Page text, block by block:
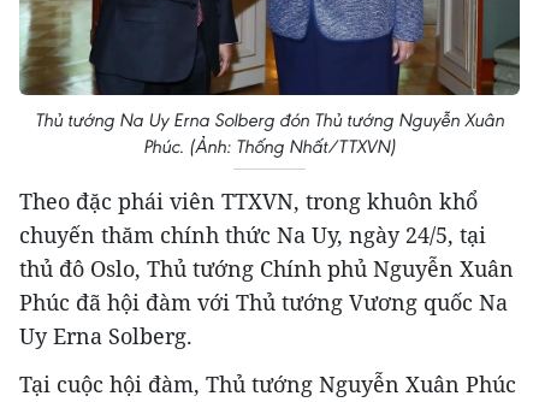
Thủ tướng Na Uy Erna Solberg đón Thủ tướng Nguyễn Xuân
Phúc. (Ảnh: Thống Nhất/TTXVN)
Theo đặc phái viên TTXVN, trong khuôn khổ
chuyến thăm chính thức Na Uy, ngày 24/5, tại
thủ đô Oslo, Thủ tướng Chính phủ Nguyễn Xuân
Phúc đã hội đàm với Thủ tướng Vương quốc Na
Uy Erna Solberg.
Tại cuộc hội đàm, Thủ tướng Nguyễn Xuân Phúc